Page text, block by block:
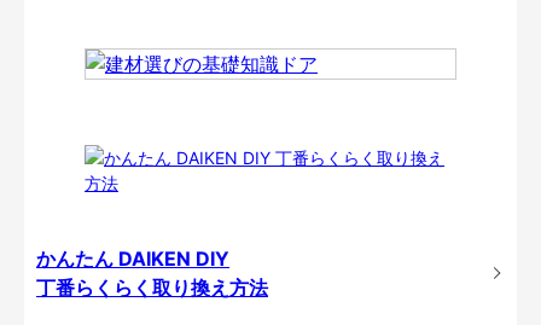
かんたん DAIKEN DIY
丁番らくらく取り換え方法